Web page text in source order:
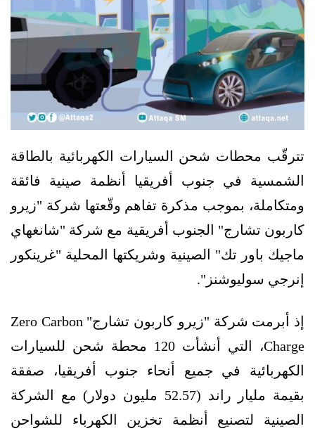
تترقّب محطات شحن السيارات الكهربائية بالطاقة
الشمسية في جنوب أفريقيا أنظمة صينية فائقة
ومتكاملة، بموجب مذكرة تفاهم وقّعتها شركة "زيرو
كاربون تشارج" الجنوب أفريقية مع شركة "شانغهاي
ماجيك باور تك" الصينية وشريكتها المحلية "غرينكور
إنرجي سوليوشنز".
إذ أبرمت شركة "زيرو كاربون تشارج" Zero Carbon
Charge، التي أنشأت 120 محطة شحن للسيارات
الكهربائية في جميع أنحاء جنوب أفريقيا، صفقة
بقيمة مليار راند (52.57 مليون دولار) مع الشركة
الصينية لتصنيع أنظمة تخزين الكهرباء للشواحن